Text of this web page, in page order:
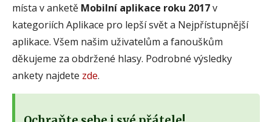
místa v anketě Mobilní aplikace roku 2017v
kategoriích Aplikace pro lepší svět a Nejpřístupnější
aplikace. Všem našim uživatelům a fanouškům
děkujeme za obdržené hlasy. Podrobné výsledky
ankety najdete zde.